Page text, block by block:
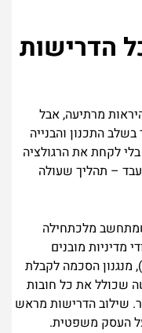
הדרישות
מרתיעה, אבל
התכנון והבנייה
לקחת את הרגולציה
– תהליך שעולה
מלכתחילה
מדיניות מובנים
מנגנון הסכמה לקבלת
שכולל את כל חובות
שילוב הדרישות מראש
העסק משפטית.